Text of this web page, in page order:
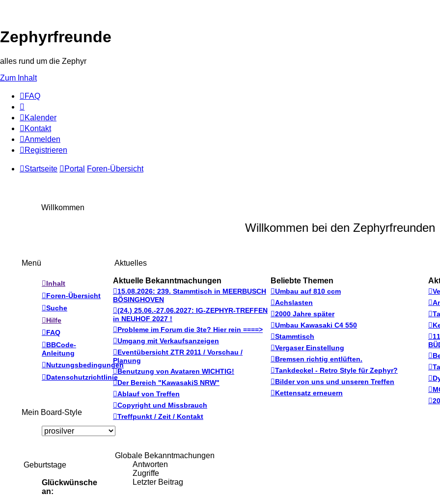
Zephyrfreunde
alles rund um die Zephyr
Zum Inhalt
FAQ
Kalender
Kontakt
Anmelden
Registrieren
Startseite Portal Foren-Übersicht
Willkommen
Willkommen bei den Zephyrfreunden
Aktuelles
Aktuelle Bekanntmachungen Beliebte Themen
15.08.2026: 239. Stammtisch in MEERBUSCH
BÖSINGHOVEN
(24.) 25.06.-27.06.2027: IG-ZEPHYR-TREFFEN
in NEUHOF 2027 !
Probleme im Forum die 3te? Hier rein ====>
Umgang mit Verkaufsanzeigen
Eventübersicht ZTR 2011 / Vorschau /
Planung
Benutzung von Avataren WICHTIG!
Der Bereich "KawasakiS NRW"
Ablauf von Treffen
Copyright und Missbrauch
Treffpunkt / Zeit / Kontakt
Umbau auf 810 ccm
Achslasten
2000 Jahre später
Umbau Kawasaki C4 550
Stammtisch
Vergaser Einstellung
Bremsen richtig entlüften.
Tankdeckel - Retro Style für Zephyr?
Bilder von uns und unseren Treffen
Kettensatz erneuern
Globale Bekanntmachungen
Antworten
Zugriffe
Letzter Beitrag
Menü
Inhalt
Foren-Übersicht
Suche
Hilfe
FAQ
BBCode-
Anleitung
Nutzungsbedingungen
Datenschutzrichtlinie
Mein Board-Style
Geburtstage
Glückwünsche
an: